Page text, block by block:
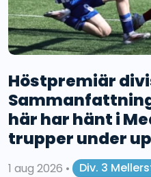
Höstpremiär
här har hänt i
trupper under
1 aug 2026 •
Div. 3